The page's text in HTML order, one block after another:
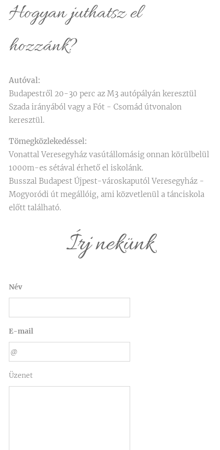
Hogyan juthatsz el
hozzánk?
Autóval:
Budapestről 20-30 perc az M3 autópályán keresztül
Szada irányából vagy a Fót - Csomád útvonalon
keresztül.
Tömegközlekedéssel:
Vonattal Veresegyház vasútállomásig onnan körülbelül
1000m-es sétával érhető el iskolánk.
Busszal Budapest Újpest-városkaputól Veresegyház -
Mogyoródi út megállóig, ami közvetlenül a tánciskola
előtt található.
Írj nekünk
Név
E-mail
Üzenet